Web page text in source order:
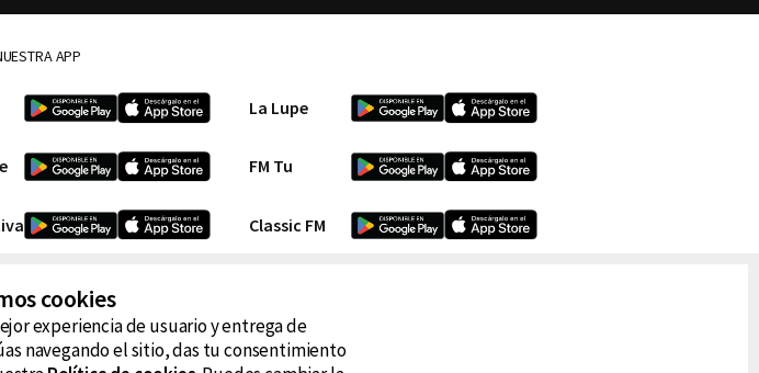
APP
La Lupe
FM Tu
Classic FM
cookies
experiencia de usuario y entrega de
navegando el sitio, das tu consentimiento